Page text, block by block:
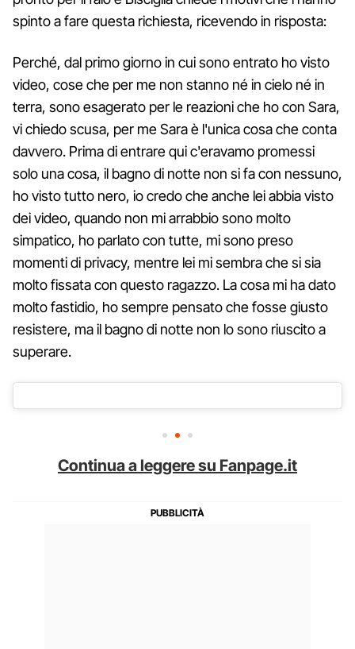
spinto a fare questa richiesta, ricevendo in risposta:
Perché, dal primo giorno in cui sono entrato ho visto
video, cose che per me non stanno né in cielo né in
terra, sono esagerato per le reazioni che ho con Sara,
vi chiedo scusa, per me Sara è l'unica cosa che conta
davvero. Prima di entrare qui c'eravamo promessi
solo una cosa, il bagno di notte non si fa con nessuno,
ho visto tutto nero, io credo che anche lei abbia visto
dei video, quando non mi arrabbio sono molto
simpatico, ho parlato con tutte, mi sono preso
momenti di privacy, mentre lei mi sembra che si sia
molto fissata con questo ragazzo. La cosa mi ha dato
molto fastidio, ho sempre pensato che fosse giusto
resistere, ma il bagno di notte non lo sono riuscito a
superare.
Continua a leggere su Fanpage.it